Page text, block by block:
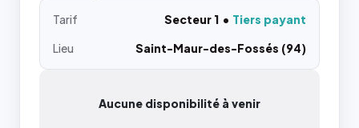
Tarif Secteur 1
Tiers payant
Lieu
Saint-Maur-des-Fossés (94)
Aucune disponibilité à venir